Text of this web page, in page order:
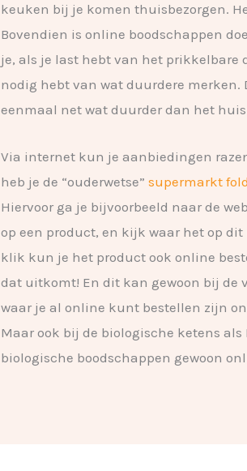
keuken bij je komen thuisbezorgen.
Bovendien is online boodschappen
je, als je last hebt van het prikkelbare
nodig hebt van wat duurdere merken.
eenmaal net wat duurder dan het
Via internet kun je aanbiedingen
heb je de “ouderwetse”supermarkt
Hiervoor ga je bijvoorbeeld naar de
op een product, en kijk waar het op
klik kun je het product ook online
dat uitkomt! En dit kan gewoon bij de
waar je al online kunt bestellen zijn
Maar ook bij de biologische ketens
biologische boodschappen gewoon